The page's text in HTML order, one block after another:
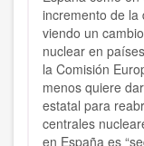
incremento de la
viendo un
nuclear en
la Comisión
menos quiere
estatal para
centrales
en España es